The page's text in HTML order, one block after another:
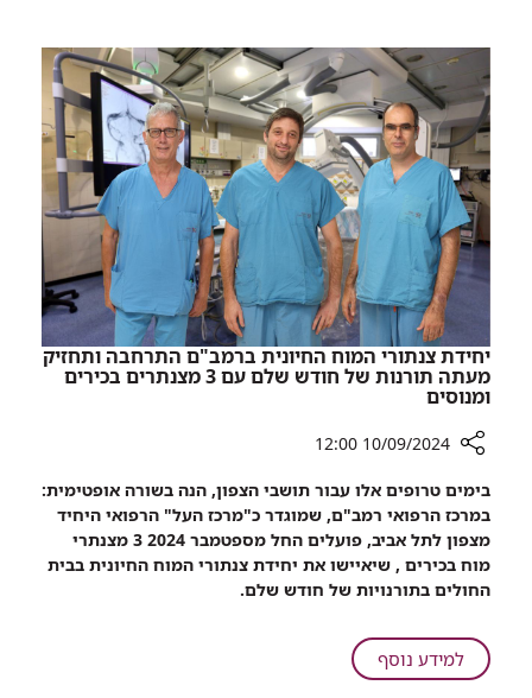
שפותחה
ברמב"ם
תעזור
לילדים
להתמודד
עם
לוקמיה
מעבר
בין
שלבים:
אפליקציה
חדשה
שפותחה
ברמב"ם
תעזור
לילדים
להתמודד
עם
לוקמיה
יחידת צנתורי המוח החיונית ברמב"ם התרחבה ותחזיק
מעתה תורנות של חודש שלם עם 3 מצנתרים בכירים
ומנוסים
שיתוף
יחידת
צנתורי
המוח
החיונית
התרחבה
ותחזיק
10/09/2024 12:00
בימים טרופים אלו עבור תושבי הצפון, הנה בשורה אופטימית:
במרכז הרפואי רמב"ם, שמוגדר כ"מרכז העל" הרפואי היחיד
מצפון לתל אביב, פועלים החל מספטמבר 2024 3 מצנתרי
מוח בכירים , שיאיישו את יחידת צנתורי המוח החיונית בבית
החולים בתורנויות של חודש שלם.
למידע נוסףעל
יחידת